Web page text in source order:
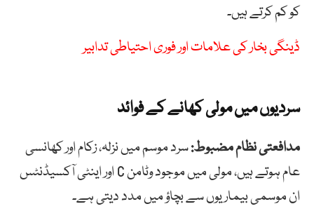
کو کم کرتے ہیں۔
ڈینگی بخار کی علامات اور فوری احتیاطی تدابیر
سردیوں میں مولی کھانے کے فوائد
مدافعتی نظام مضبوط:سرد موسم میں نزلہ، زکام اور کھانسی
عام ہوتے ہیں، مولی میں موجود وٹامن C اور اینٹی آکسیڈنٹس
ان موسمی بیماریوں سے بچاؤ میں مدد دیتی ہے۔